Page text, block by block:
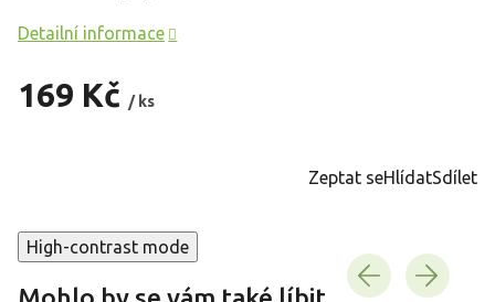
169 Kč / ks
Detailní informace
Zeptat seHlídatSdílet
High-contrast mode